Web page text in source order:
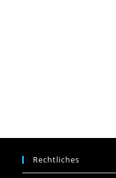
Rechtliches